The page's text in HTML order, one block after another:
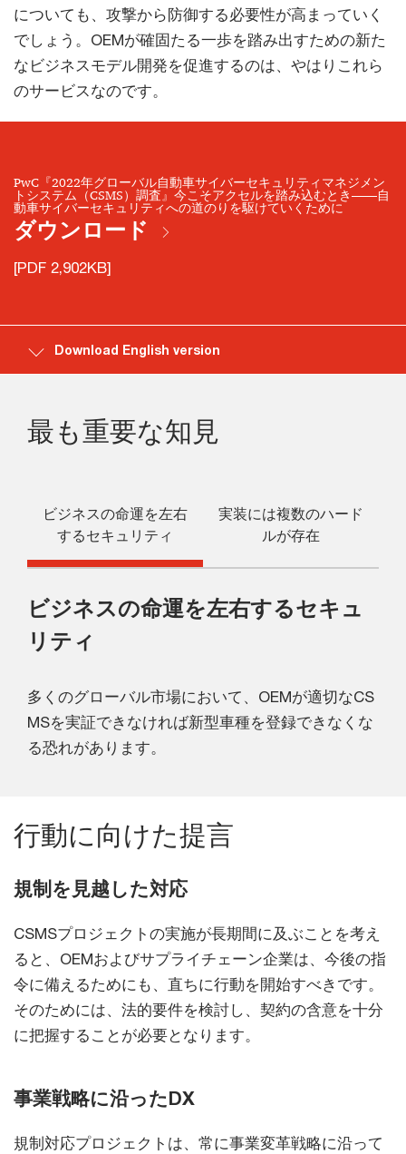
についても、攻撃から防御する必要性が高まっていく
でしょう。OEMが確固たる一歩を踏み出すための新た
なビジネスモデル開発を促進するのは、やはりこれら
のサービスなのです。
PwC『2022年グローバル自動車サイバーセキュリティマネジメン
トシステム（CSMS）調査』今こそアクセルを踏み込むとき――自
動車サイバーセキュリティへの道のりを駆けていくために
ダウンロード
[PDF 2,902KB]
Download English version
最も重要な知見
ビジネスの命運を左右
するセキュリティ
実装には複数のハード
ルが存在
ビジネスの命運を左右するセキュ
リティ
多くのグローバル市場において、OEMが適切なCS
MSを実証できなければ新型車種を登録できなくな
る恐れがあります。
行動に向けた提言
規制を見越した対応
CSMSプロジェクトの実施が長期間に及ぶことを考え
ると、OEMおよびサプライチェーン企業は、今後の指
令に備えるためにも、直ちに行動を開始すべきです。
そのためには、法的要件を検討し、契約の含意を十分
に把握することが必要となります。
事業戦略に沿ったDX
規制対応プロジェクトは、常に事業変革戦略に沿って